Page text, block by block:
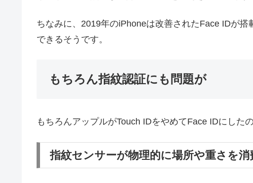
ちなみに、2019年のiPhoneは改善されたFace IDが
できるそうです。
もちろん指紋認証にも問題が
もちろんアップルがTouch IDをやめてFace IDにした
指紋センサーが物理的に場所や重さを消